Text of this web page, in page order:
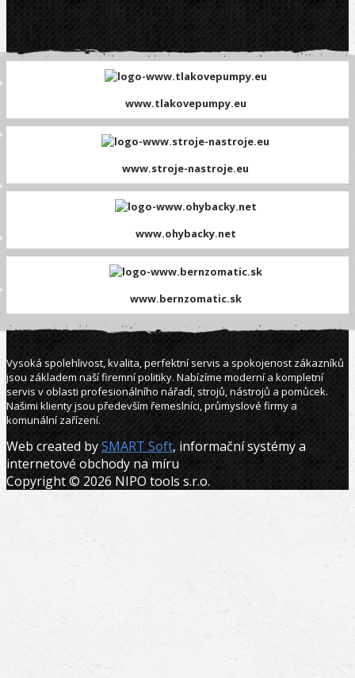
www.tlakovepumpy.eu
www.stroje-nastroje.eu
www.ohybacky.net
www.bernzomatic.sk
Vysoká spolehlivost, kvalita, perfektní servis a spokojenost zákazníků
jsou základem naší firemní politiky. Nabízíme moderní a kompletní
servis v oblasti profesionálního nářadí, strojů, nástrojů a pomůcek.
Našimi klienty jsou především řemeslníci, průmyslové firmy a
komunální zařízení.
Web created bySMART Soft, informační systémy a
internetové obchody na míru
Copyright © 2026 NIPO tools s.r.o.